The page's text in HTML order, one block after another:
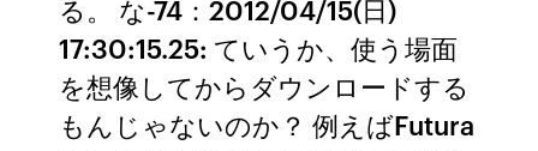
る。 な-74：2012/04/15(日)
17:30:15.25: ていうか、使う場面
を想像してからダウンロードする
もんじゃないのか？ 例えばFutura